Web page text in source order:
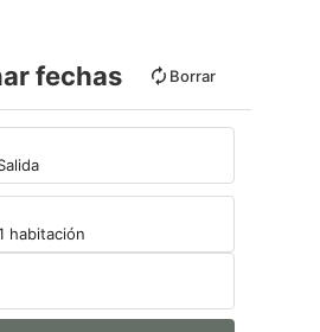
fechas Borrar
habitación